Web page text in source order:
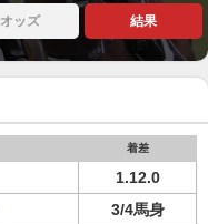
オッズ 結果
着差
1.12.0
3/4馬身